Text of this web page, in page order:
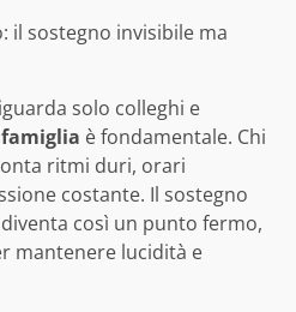
il sostegno invisibile ma
solo colleghi e
famiglia è fondamentale. Chi
ritmi duri, orari
costante. Il sostegno
così un punto fermo,
mantenere lucidità e